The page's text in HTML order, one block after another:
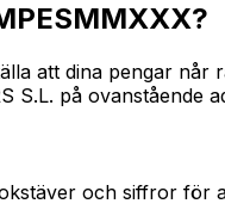
att dina pengar
S.L. på
och siffror för